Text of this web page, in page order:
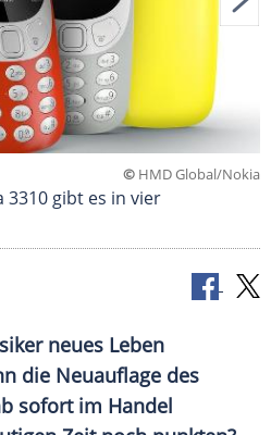
© HMD Global/Nokia
3310 gibt es in vier
neues Leben
die Neuauflage des
sofort im Handel